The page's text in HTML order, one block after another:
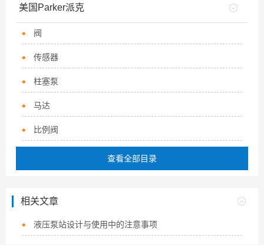
美国Parker派克
阀
传感器
柱塞泵
马达
比例阀
查看全部目录
相关文章
液压泵站设计与使用中的注意事项